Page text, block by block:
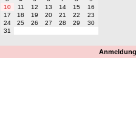
10
11 12 13 14 15
16
17
18 19 20 21 22
23
24
25 26 27 28 29
30
31